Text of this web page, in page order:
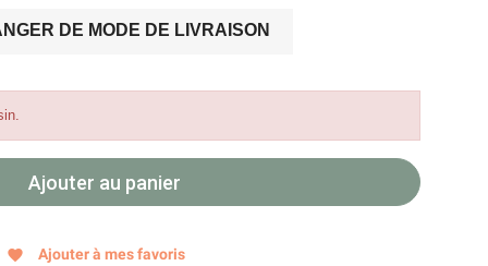
DE MODE DE LIVRAISON
Ajouter au panier
favorite Ajouter à mes favoris